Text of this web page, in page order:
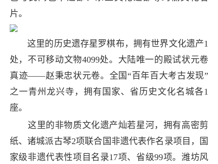
片。
这里的历史遗存星罗棋布，拥有世界文化遗产1
处，不可移动文物4099处。大陆唯一的殿试状元卷
真迹——赵秉忠状元卷。全国“百年百大考古发现”
之一青州龙兴寺，拥有国家、省历史文化名城各1
座。
这里的非物质文化遗产灿若星河，拥有高密剪
纸、诸城派古琴2项联合国非遗代表作名录项目，国
家级非遗代表性项目名录17项、省级99项。潍坊风